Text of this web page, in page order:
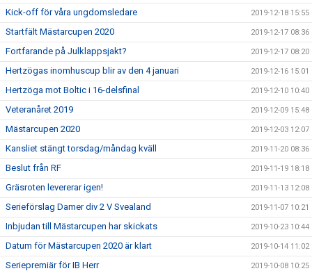
Kick-off för våra ungdomsledare 2019-12-18 15:55
Startfält Mästarcupen 2020 2019-12-17 08:36
Fortfarande på Julklappsjakt? 2019-12-17 08:20
Hertzögas inomhuscup blir av den 4 januari 2019-12-16 15:01
Hertzöga mot Boltic i 16-delsfinal 2019-12-10 10:40
Veteranåret 2019 2019-12-09 15:48
Mästarcupen 2020 2019-12-03 12:07
Kansliet stängt torsdag/måndag kväll 2019-11-20 08:36
Beslut från RF 2019-11-19 18:18
Gräsroten levererar igen! 2019-11-13 12:08
Serieförslag Damer div 2 V Svealand 2019-11-07 10:21
Inbjudan till Mästarcupen har skickats 2019-10-23 10:44
Datum för Mästarcupen 2020 är klart 2019-10-14 11:02
Seriepremiär för IB Herr 2019-10-08 10:25